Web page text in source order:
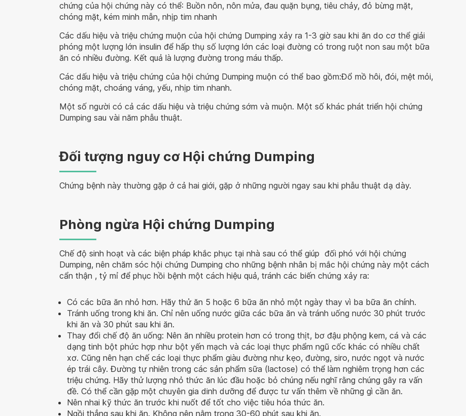
chứng của hội chứng này có thể: Buồn nôn, nôn mửa, đau quặn bụng, tiêu chảy, đỏ bừng mặt,
chóng mặt, kém minh mẫn, nhịp tim nhanh
Các dấu hiệu và triệu chứng muộn của hội chứng Dumping xảy ra 1-3 giờ sau khi ăn do cơ thể giải
phóng một lượng lớn insulin để hấp thụ số lượng lớn các loại đường có trong ruột non sau một bữa
ăn có nhiều đường. Kết quả là lượng đường trong máu thấp.
Các dấu hiệu và triệu chứng của hội chứng Dumping muộn có thể bao gồm:Đổ mồ hôi, đói, mệt mỏi,
chóng mặt, choáng váng, yếu, nhịp tim nhanh.
Một số người có cả các dấu hiệu và triệu chứng sớm và muộn. Một số khác phát triển hội chứng
Dumping sau vài năm phẫu thuật.
Đối tượng nguy cơ Hội chứng Dumping
Chứng bệnh này thường gặp ở cả hai giới, gặp ở những người ngay sau khi phẫu thuật dạ dày.
Phòng ngừa Hội chứng Dumping
Chế độ sinh hoạt và các biện pháp khắc phục tại nhà sau có thể giúp đối phó với hội chứng
Dumping, nên chăm sóc hội chứng Dumping cho những bệnh nhân bị mắc hội chứng này một cách
cẩn thận , tỷ mỉ để phục hồi bệnh một cách hiệu quả, tránh các biến chứng xảy ra:
Có các bữa ăn nhỏ hơn. Hãy thử ăn 5 hoặc 6 bữa ăn nhỏ một ngày thay vì ba bữa ăn chính.
Tránh uống trong khi ăn. Chỉ nên uống nước giữa các bữa ăn và tránh uống nước 30 phút trước
khi ăn và 30 phút sau khi ăn.
Thay đổi chế độ ăn uống: Nên ăn nhiều protein hơn có trong thịt, bơ đậu phộng kem, cá và các
dạng tinh bột phức hợp như bột yến mạch và các loại thực phẩm ngũ cốc khác có nhiều chất
xơ. Cũng nên hạn chế các loại thực phẩm giàu đường như kẹo, đường, siro, nước ngọt và nước
ép trái cây. Đường tự nhiên trong các sản phẩm sữa (lactose) có thể làm nghiêm trọng hơn các
triệu chứng. Hãy thử lượng nhỏ thức ăn lúc đầu hoặc bỏ chúng nếu nghĩ rằng chúng gây ra vấn
đề. Có thể cần gặp một chuyên gia dinh dưỡng để được tư vấn thêm về những gì cần ăn.
Nên nhai kỹ thức ăn trước khi nuốt để tốt cho việc tiêu hóa thức ăn.
Ngồi thẳng sau khi ăn. Không nên nằm trong 30-60 phút sau khi ăn.